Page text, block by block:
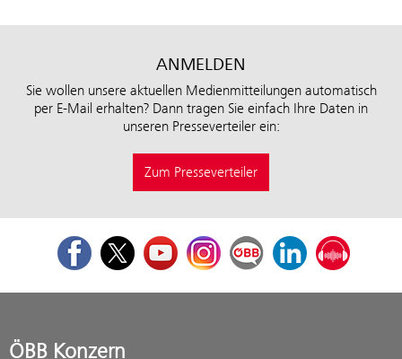
ANMELDEN
Sie wollen unsere aktuellen Medienmitteilungen automatisch
per E-Mail erhalten? Dann tragen Sie einfach Ihre Daten in
unseren Presseverteiler ein:
Zum Presseverteiler
FacebookTwitterYoutubeInstagramÖBB Corporate Blog
LinkedInPodcast
ÖBB Konzern